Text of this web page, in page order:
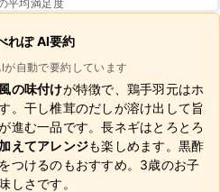
平均満足度
れぽ AI要約
自動で要約しています
の味付けが特徴で、鶏手羽元はホ
。干し椎茸のだしが溶け出して旨
進む一品です。長ネギはとろとろ
えてアレンジも楽しめます。黒酢
つけるのもおすすめ。3歳のお子
しさです。